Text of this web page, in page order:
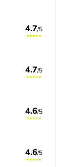
4.7/5
4.7/5
4.6/5
4.6/5